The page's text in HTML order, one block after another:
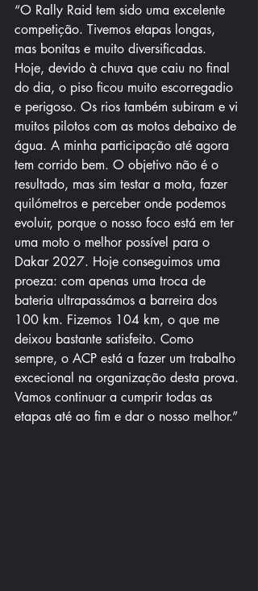
“O Rally Raid tem sido uma excelente
competição. Tivemos etapas longas,
mas bonitas e muito diversificadas.
Hoje, devido à chuva que caiu no final
do dia, o piso ficou muito escorregadio
e perigoso. Os rios também subiram e vi
muitos pilotos com as motos debaixo de
água. A minha participação até agora
tem corrido bem. O objetivo não é o
resultado, mas sim testar a mota, fazer
quilómetros e perceber onde podemos
evoluir, porque o nosso foco está em ter
uma moto o melhor possível para o
Dakar 2027. Hoje conseguimos uma
proeza: com apenas uma troca de
bateria ultrapassámos a barreira dos
100 km. Fizemos 104 km, o que me
deixou bastante satisfeito. Como
sempre, o ACP está a fazer um trabalho
excecional na organização desta prova.
Vamos continuar a cumprir todas as
etapas até ao fim e dar o nosso melhor.”